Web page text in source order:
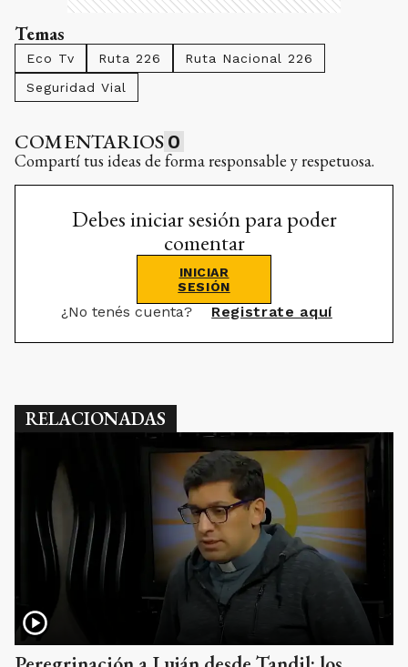
Temas
Eco Tv Ruta 226
Ruta Nacional 226
Seguridad Vial
COMENTARIOS 0
Compartí tus ideas de forma responsable y respetuosa.
Debes iniciar sesión para poder
comentar
INICIAR
SESIÓN
¿No tenés cuenta? Registrate aquí
RELACIONADAS